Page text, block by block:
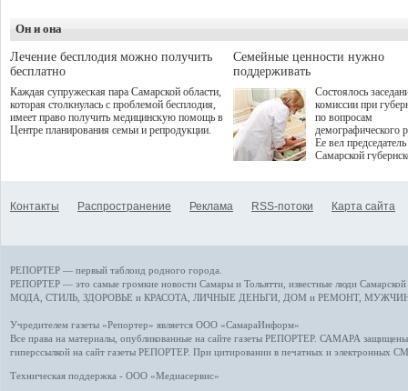
определенными
К ним можно
возникающие при
данными
более динамичного
проникновения
сегмент
отраслевое
рассказала Ольга
ходе сессии
качества жизни" в
ПМЭФ 2025. В
РФ Михаил
представители
Государственной
Он и она
Лечение бесплодия можно получить
бесплатно
Каждая супружеская пара Самарской области,
которая столкнулась с проблемой бесплодия,
имеет право получить медицинскую помощь в
Центре планирования семьи и репродукции.
Семейные ценности нужно
поддерживать
Состоялось
комиссии при
по вопросам
демографического
Ее вел председатель
Самарской
Контакты Распространение Реклама RSS-потоки Карта сайта
РЕПОРТЕР — первый таблоид родного города.
РЕПОРТЕР — это самые громкие новости Самары и Тольятти, известные люди
МОДА, СТИЛЬ ЗДОРОВЬЕ и КРАСОТА ЛИЧНЫЕ ДЕНЬГИ ДОМ и РЕМОНТ,
Учредителем газеты «Репортер» является ООО «СамараИнформ»
Все права на материалы, опубликованные на сайте газеты РЕПОРТЕР. САМАРА защищены.
гиперссылкой на сайт газеты РЕПОРТЕР. При цитировании в печатных и электронных
Техническая поддержка - ООО «Медиасервис»